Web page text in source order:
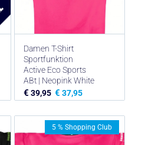
Damen T-Shirt
Sportfunktion
Active Eco Sports
ABt | Neopink White
€ 39,95 € 37,95
5 % Shopping Club